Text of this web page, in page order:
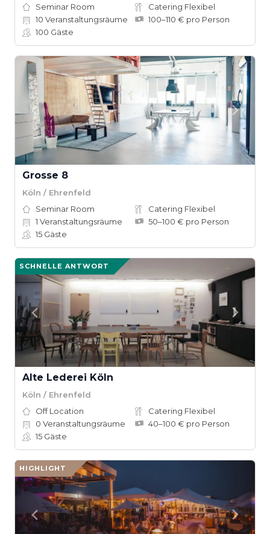
Seminar Room
Catering Flexibel
10 Veranstaltungsräume
100–110 € pro Person
100 Gäste
Grosse 8
Köln / Ehrenfeld
Seminar Room
Catering Flexibel
1 Veranstaltungsräume
50–100 € pro Person
15 Gäste
SCHNELLE ANTWORT
Alte Lederei Köln
Köln / Ehrenfeld
Off Location
Catering Flexibel
0 Veranstaltungsräume
40–100 € pro Person
15 Gäste
HIGHLIGHT